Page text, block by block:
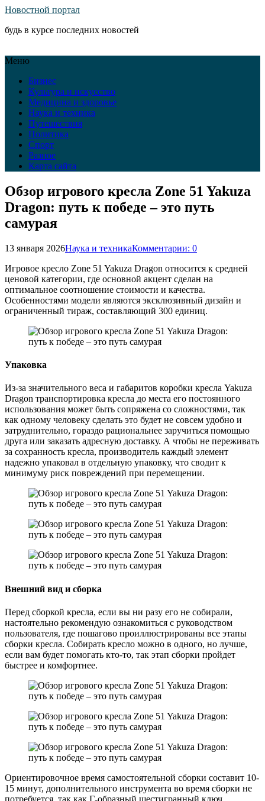
Новостной портал
будь в курсе последних новостей
Меню
Бизнес
Культура и искусство
Медицина и здоровье
Наука и техника
Путешествия
Политика
Спорт
Разное
Карта сайта
Обзор игрового кресла Zone 51 Yakuza
Dragon: путь к победе – это путь
самурая
13 января 2026Наука и техникаКомментарии: 0
Игровое кресло Zone 51 Yakuza Dragon относится к средней
ценовой категории, где основной акцент сделан на
оптимальное соотношение стоимости и качества.
Особенностями модели являются эксклюзивный дизайн и
ограниченный тираж, составляющий 300 единиц.
Упаковка
Из-за значительного веса и габаритов коробки кресла Yakuza
Dragon транспортировка кресла до места его постоянного
использования может быть сопряжена со сложностями, так
как одному человеку сделать это будет не совсем удобно и
затруднительно, гораздо рациональнее заручиться помощью
друга или заказать адресную доставку. А чтобы не переживать
за сохранность кресла, производитель каждый элемент
надежно упаковал в отдельную упаковку, что сводит к
минимуму риск повреждений при перемещении.
Внешний вид и сборка
Перед сборкой кресла, если вы ни разу его не собирали,
настоятельно рекомендую ознакомиться с руководством
пользователя, где пошагово проиллюстрированы все этапы
сборки кресла. Собирать кресло можно в одного, но лучше,
если вам будет помогать кто-то, так этап сборки пройдет
быстрее и комфортнее.
Ориентировочное время самостоятельной сборки составит 10-
15 минут, дополнительного инструмента во время сборки не
потребуется, так как Г-образный шестигранный ключ